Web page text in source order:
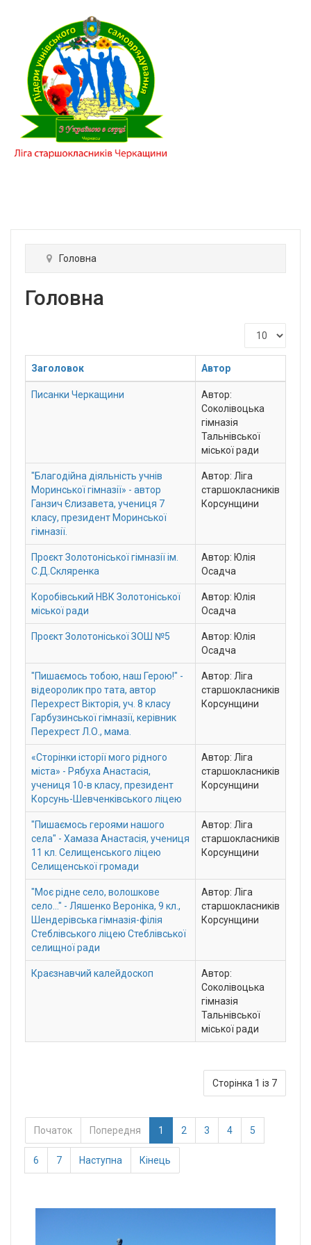
Головна
Головна
Показати
Заголовок Автор
Писанки Черкащини
Автор:
Соколівоцька
гімназія
Тальнівської
міської ради
"Благодійна діяльність учнів
Моринської гімназії» - автор
Ганзич Єлизавета, учениця 7
класу, президент Моринської
гімназії.
Автор: Ліга
старшокласників
Корсунщини
Проєкт Золотоніської гімназії ім.
С.Д.Скляренка
Автор: Юлія
Осадча
Коробівський НВК Золотоніської
міської ради
Автор: Юлія
Осадча
Проєкт Золотоніської ЗОШ №5
Автор: Юлія
Осадча
"Пишаємось тобою, наш Герою!" -
відеоролик про тата, автор
Перехрест Вікторія, уч. 8 класу
Гарбузинської гімназії, керівник
Перехрест Л.О., мама.
Автор: Ліга
старшокласників
Корсунщини
«Сторінки історії мого рідного
міста» - Рябуха Анастасія,
учениця 10-в класу, президент
Корсунь-Шевченківського ліцею
Автор: Ліга
старшокласників
Корсунщини
"Пишаємось героями нашого
села" - Хамаза Анастасія, учениця
11 кл. Селищенського ліцею
Селищенської громади
Автор: Ліга
старшокласників
Корсунщини
"Моє рідне село, волошкове
село..." - Ляшенко Вероніка, 9 кл.,
Шендерівська гімназія-філія
Стеблівського ліцею Стеблівської
селищної ради
Автор: Ліга
старшокласників
Корсунщини
Краєзнавчий калейдоскоп
Автор:
Соколівоцька
гімназія
Тальнівської
міської ради
Сторінка 1 із 7
Початок Попередня 1 2 3 4 5
6 7 Наступна Кінець